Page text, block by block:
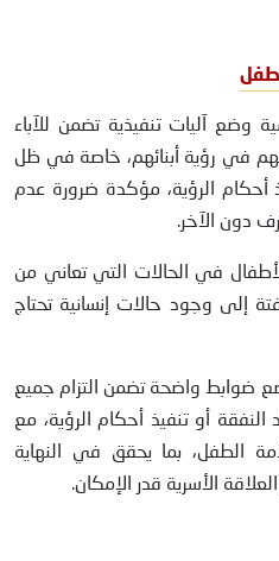
آليات تنفيذية تضمن للآباء
في رؤية أبنائهم، خاصة في ظل
الرؤية، مؤكدة ضرورة عدم
دون الآخر.
في الحالات التي تعاني من
إلى وجود حالات إنسانية تحتاج
ضوابط واضحة تضمن التزام جميع
النفقة أو تنفيذ أحكام الرؤية، مع
الطفل، بما يحقق في النهاية
الأسرية قدر الإمكان.